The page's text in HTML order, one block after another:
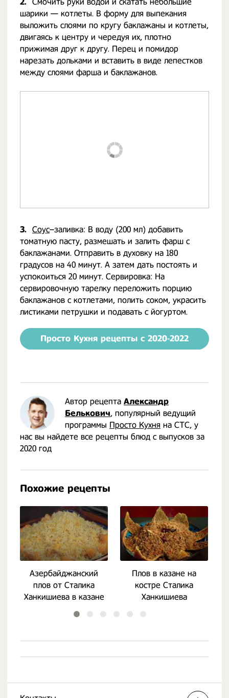
шарики — котлеты. В форму для выпекания
выложить слоями по кругу баклажаны и котлеты,
двигаясь к центру и чередуя их, плотно
прижимая друг к другу. Перец и помидор
нарезать дольками и вставить в виде лепестков
между слоями фарша и баклажанов.
3. Соус–заливка: В воду (200 мл) добавить
томатную пасту, размешать и залить фарш с
баклажанами. Отправить в духовку на 180
градусов на 40 минут. А затем дать постоять и
успокоиться 20 минут. Сервировка: На
сервировочную тарелку переложить порцию
баклажанов с котлетами, полить соком, украсить
листиками петрушки и подавать с йогуртом.
Просто Кухня рецепты с 2020-2022
Автор рецепта Александр
Белькович, популярный ведущий
программы Просто Кухня на СТС, у
нас вы найдете все рецепты блюд с выпусков за
2020 год
Похожие рецепты
Азербайджанский
плов от Сталика
Ханкишиева в казане
Плов в казане на
костре Сталика
Ханкишиева